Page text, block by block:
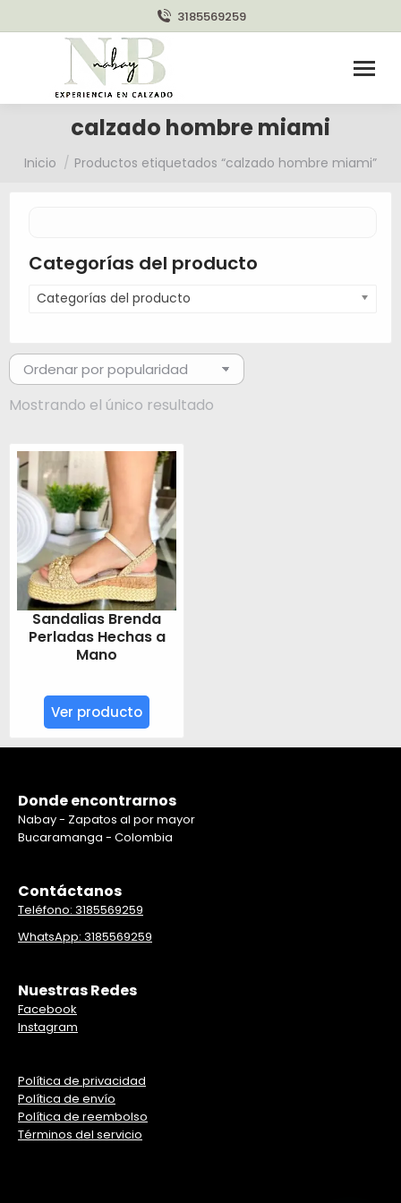
3185569259
calzado hombre miami
Estás aquí:
Inicio Productos etiquetados “calzado hombre miami”
Categorías del producto
Categorías del producto
Mostrando el único resultado
Sandalias Brenda
Perladas Hechas a
Mano
Ver producto
Donde encontrarnos
Nabay - Zapatos al por mayor
Bucaramanga - Colombia
Contáctanos
Teléfono: 3185569259
WhatsApp: 3185569259
Nuestras Redes
Facebook
Instagram
Política de privacidad
Política de envío
Política de reembolso
Términos del servicio